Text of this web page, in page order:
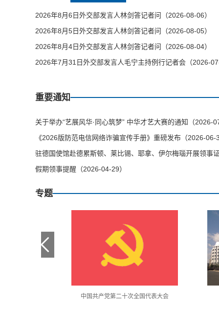
2026年8月6日外交部发言人林剑答记者问（2026-08-06）
2026年8月5日外交部发言人林剑答记者问（2026-08-05）
2026年8月4日外交部发言人林剑答记者问（2026-08-04）
2026年7月31日外交部发言人毛宁主持例行记者会（2026-
重要通知
关于举办“艺展风华·同心筑梦” 中华才艺大赛的通知（2026-
《2026版防范电信网络诈骗宣传手册》重磅发布（2026-06-
驻德国使馆赴德累斯顿、莱比锡、耶拿、伊尔梅瑙开展领事
假期领事提醒（2026-04-29）
专题
中国共产党第二十次全国代表大会